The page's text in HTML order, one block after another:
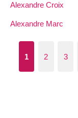
Alexandre Croix
Alexandre Marc
1 2 3